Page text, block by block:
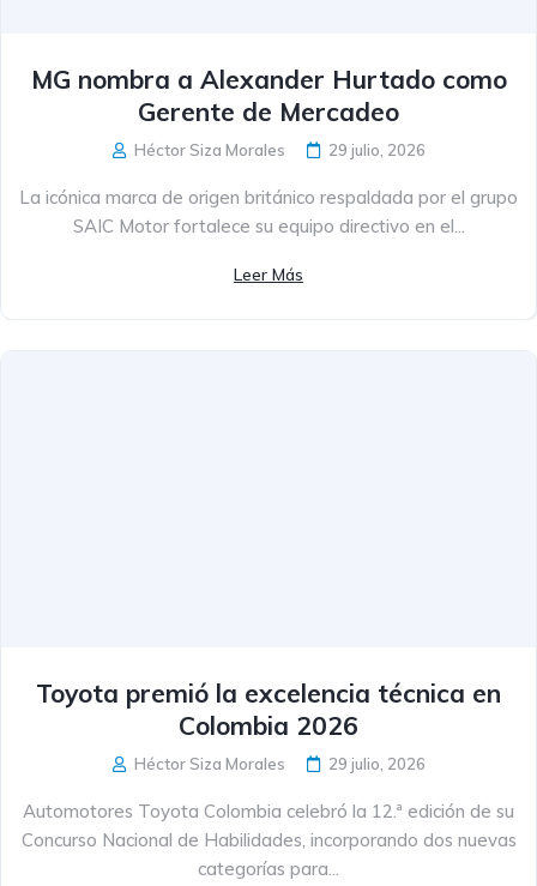
MG nombra a Alexander Hurtado como
Gerente de Mercadeo
Héctor Siza Morales 29 julio, 2026
La icónica marca de origen británico respaldada por el grupo
SAIC Motor fortalece su equipo directivo en el...
Leer Más
Toyota premió la excelencia técnica en
Colombia 2026
Héctor Siza Morales 29 julio, 2026
Automotores Toyota Colombia celebró la 12.ª edición de su
Concurso Nacional de Habilidades, incorporando dos nuevas
categorías para...